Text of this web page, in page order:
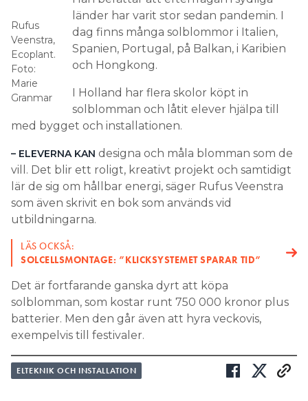
Marie
Granmar
och Hongkong.
I Holland har flera skolor köpt in
solblomman och låtit elever hjälpa till
med bygget och installationen.
– ELEVERNA KANdesigna och måla blomman som de
vill. Det blir ett roligt, kreativt projekt och samtidigt
lär de sig om hållbar energi, säger Rufus Veenstra
som även skrivit en bok som används vid
utbildningarna.
LÄS OCKSÅ:
SOLCELLSMONTAGE: ”KLICKSYSTEMET SPARAR TID”
Det är fortfarande ganska dyrt att köpa
solblomman, som kostar runt 750 000 kronor plus
batterier. Men den går även att hyra veckovis,
exempelvis till festivaler.
ELTEKNIK OCH INSTALLATION
Prenumerera